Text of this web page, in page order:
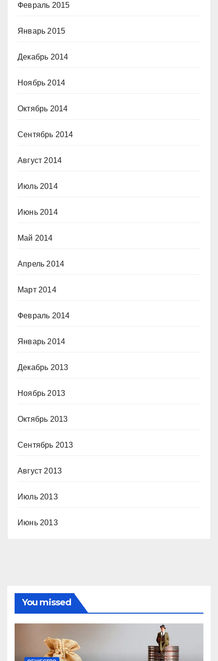
Февраль 2015
Январь 2015
Декабрь 2014
Ноябрь 2014
Октябрь 2014
Сентябрь 2014
Август 2014
Июль 2014
Июнь 2014
Май 2014
Апрель 2014
Март 2014
Февраль 2014
Январь 2014
Декабрь 2013
Ноябрь 2013
Октябрь 2013
Сентябрь 2013
Август 2013
Июль 2013
Июнь 2013
You missed